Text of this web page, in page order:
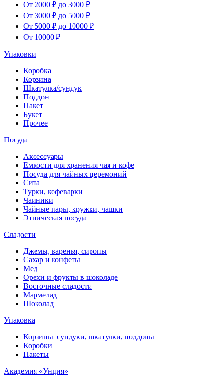
От 2000 ₽ до 3000 ₽
От 3000 ₽ до 5000 ₽
От 5000 ₽ до 10000 ₽
От 10000 ₽
Упаковки
Коробка
Корзина
Шкатулка/сундук
Поддон
Пакет
Букет
Прочее
Посуда
Аксессуары
Емкости для хранения чая и кофе
Посуда для чайных церемоний
Сита
Турки, кофеварки
Чайники
Чайные пары, кружки, чашки
Этническая посуда
Сладости
Джемы, варенья, сиропы
Сахар и конфеты
Мед
Орехи и фрукты в шоколаде
Восточные сладости
Мармелад
Шоколад
Упаковка
Корзины, сундуки, шкатулки, поддоны
Коробки
Пакеты
Академия «Унция»